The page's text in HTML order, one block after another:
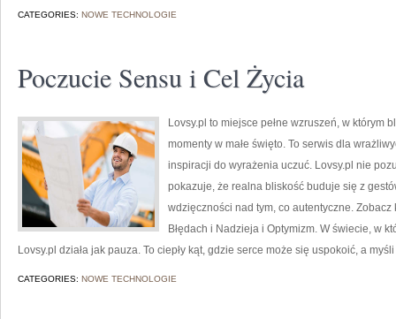
CATEGORIES: NOWE TECHNOLOGIE
Poczucie Sensu i Cel Życia
Lovsy.pl to miejsce pełne wzruszeń, w którym
momenty w małe święto. To serwis dla
inspiracji do wyrażenia uczuć. Lovsy.pl nie
pokazuje, że realna bliskość buduje się z
wdzięczności nad tym, co autentyczne.
Błędach i Nadzieja i Optymizm. W świecie, w
Lovsy.pl działa jak pauza. To ciepły kąt, gdzie serce może się uspokoić, a
CATEGORIES: NOWE TECHNOLOGIE